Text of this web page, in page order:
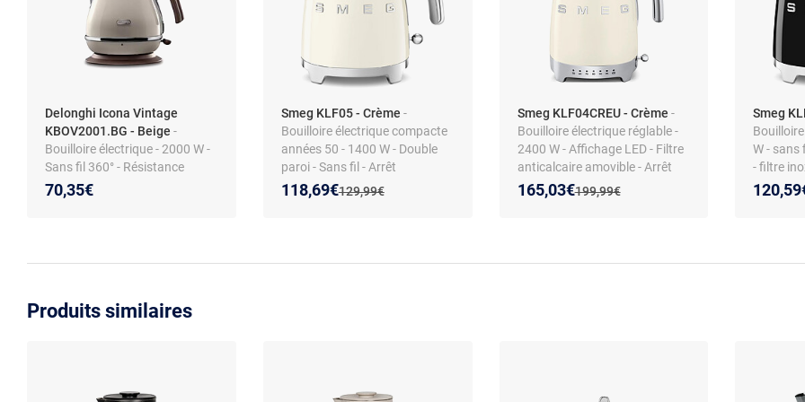
Delonghi Icona Vintage
KBOV2001.BG - Beige -
Bouilloire électrique - 2000 W -
Sans fil 360° - Résistance
cachée inox - Arrêt auto -
Indicateur de niveau d’eau -
70,35€
Smeg KLF05 - Crème -
Bouilloire électrique compacte
années 50 - 1400 W - Double
paroi - Sans fil - Arrêt
automatique - Filtre anti-
calcaire - Indicateur de niveau
Ancien prix :
129,99€
Nouveau prix :
118,69€
Réduction de :
Smeg KLF04CREU - Crème -
Bouilloire électrique réglable -
2400 W - Affichage LED - Filtre
anticalcaire amovible - Arrêt
automatique - Base 360° -
Maintien au chaud - Sans fil
Ancien prix :
199,99€
Nouveau prix :
165,03€
Réduction de :
Smeg
W -
- filtre
paroi -
Produits similaires